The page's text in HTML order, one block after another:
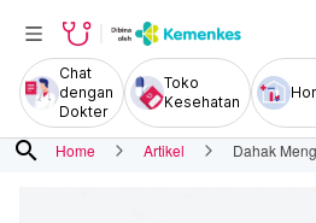
Chat
dengan
Dokter
Toko
Kesehatan
search Home Artikel Dahak